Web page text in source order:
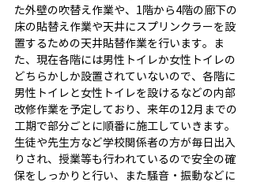
た外壁の吹替え作業や、1階から4階の廊下の
床の貼替え作業や天井にスプリンクラーを設
置するための天井貼替作業を行います。ま
た、現在各階には男性トイレか女性トイレの
どちらかしか設置されていないので、各階に
男性トイレと女性トイレを設けるなどの内部
改修作業を予定しており、来年の12月までの
工期で部分ごとに順番に施工していきます。
生徒や先生方など学校関係者の方が毎日出入
りされ、授業等も行われているので安全の確
保をしっかりと行い、また騒音・振動などに